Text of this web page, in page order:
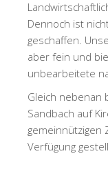
Dennoch ist
geschaffen.
aber fein und
unbearbeitete
Gleich nebenan
Sandbach auf
gemeinnützigen
Verfügung